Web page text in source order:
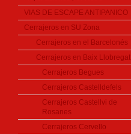
VIAS DE ESCAPE ANTIPANICO
Cerrajeros en SU Zona
Cerrajeros en el Barcelonés
Cerrajeros en Baix Llobregat
Cerrajeros Begues
Cerrajeros Castelldefels
Cerrajeros Castellvi de
Rosanes
Cerrajeros Cervello